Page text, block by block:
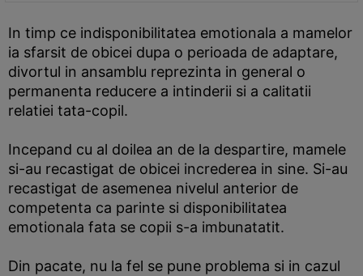
In timp ce indisponibilitatea emotionala a mamelor
ia sfarsit de obicei dupa o perioada de adaptare,
divortul in ansamblu reprezinta in general o
permanenta reducere a intinderii si a calitatii
relatiei tata-copil.
Incepand cu al doilea an de la despartire, mamele
si-au recastigat de obicei increderea in sine. Si-au
recastigat de asemenea nivelul anterior de
competenta ca parinte si disponibilitatea
emotionala fata se copii s-a imbunatatit.
Din pacate, nu la fel se pune problema si in cazul